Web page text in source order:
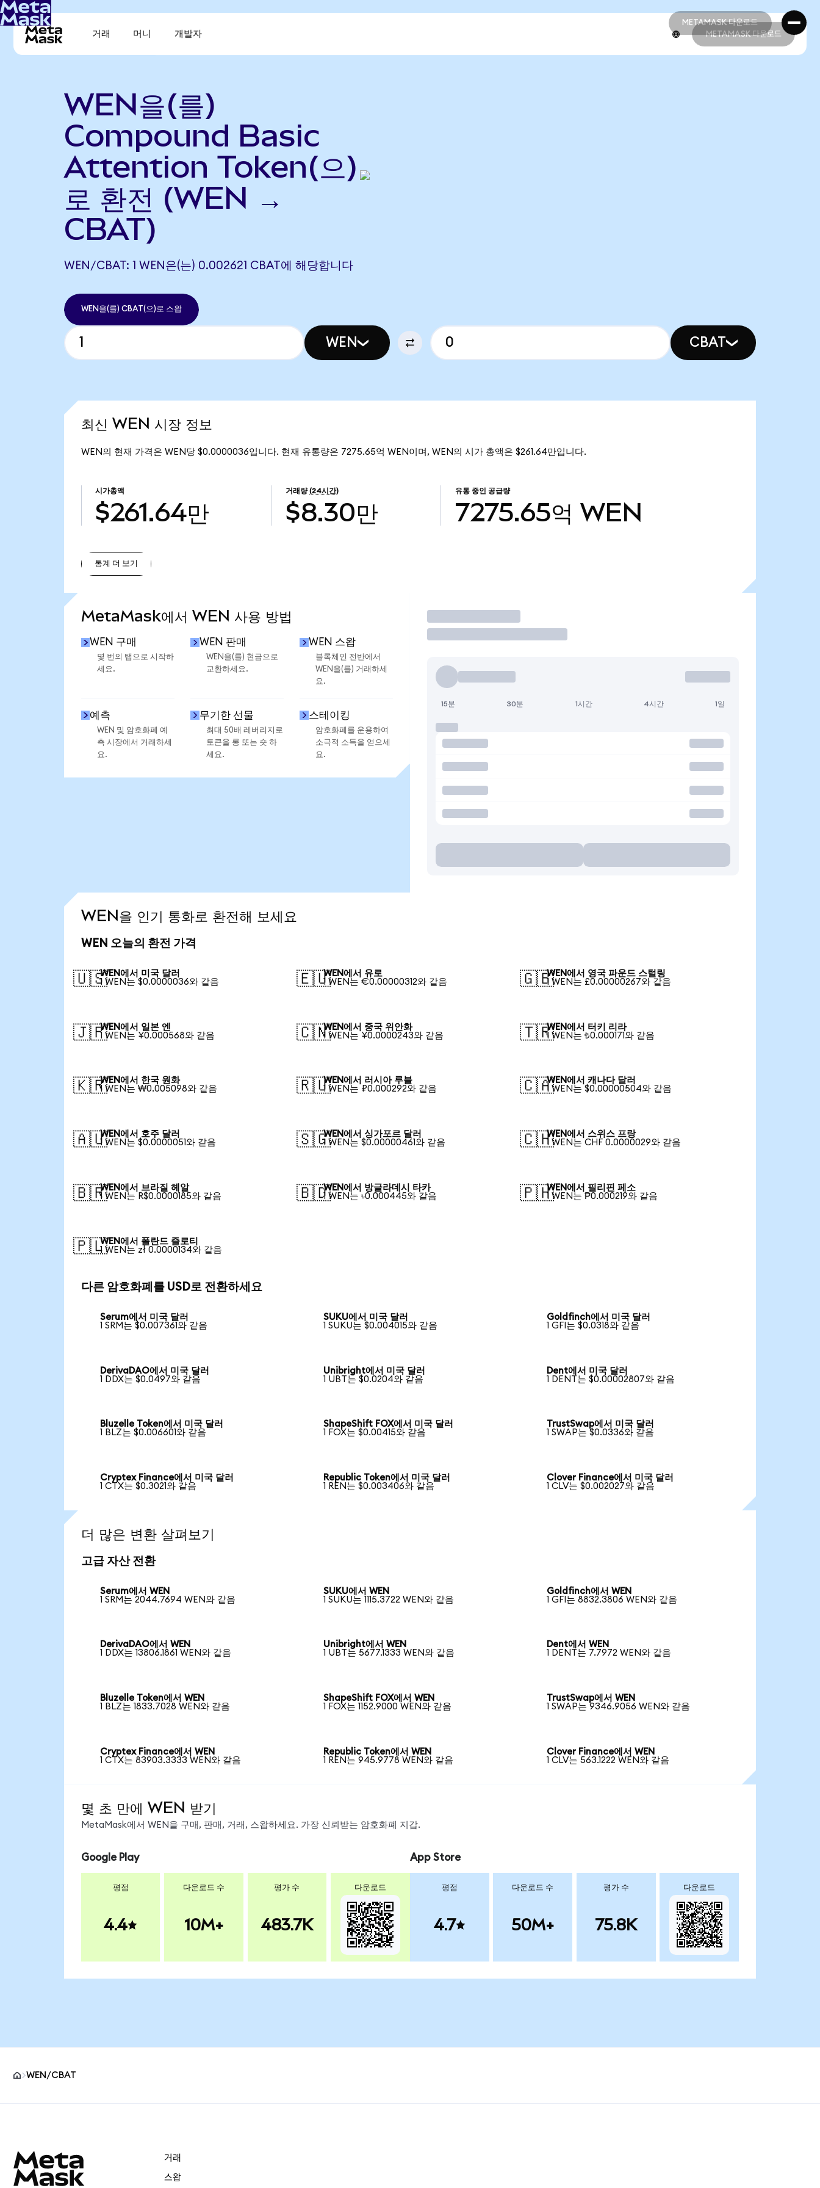
METAMASK 다운로드
METAMASK 다운로드
거래 머니 개발자 METAMASK 다운로드
WEN을(를)
Compound Basic
Attention Token(으)
로 환전 (WEN →
CBAT)
WEN/CBAT: 1 WEN은(는) 0.002621 CBAT에 해당합니다
WEN을(를) CBAT(으)로 스왑
WEN CBAT
최신 WEN 시장 정보
WEN의 현재 가격은 WEN당 $0.0000036입니다. 현재 유통량은 7275.65억 WEN이며, WEN의 시가 총액은 $261.64만입니다.
시가총액
$261.64만
거래량 (24시간)
$8.30만
유통 중인 공급량
7275.65억 WEN
통계 더 보기
MetaMask에서 WEN 사용 방법
WEN 구매
몇 번의 탭으로 시작하
세요.
WEN 판매
WEN을(를) 현금으로
교환하세요.
WEN 스왑
블록체인 전반에서
WEN을(를) 거래하세
요.
예측
WEN 및 암호화폐 예
측 시장에서 거래하세
요.
무기한 선물
최대 50배 레버리지로
토큰을 롱 또는 숏 하
세요.
스테이킹
암호화폐를 운용하여
소극적 소득을 얻으세
요.
거래
15분 30분 1시간 4시간 1일
WEN을 인기 통화로 환전해 보세요
WEN 오늘의 환전 가격
🇺🇸WEN에서 미국 달러
1 WEN는 $0.0000036와 같음
🇪🇺WEN에서 유로
1 WEN는 €0.00000312와 같음
🇬🇧WEN에서 영국 파운드 스털링
1 WEN는 £0.00000267와 같음
🇯🇵WEN에서 일본 엔
1 WEN는 ¥0.000568와 같음
🇨🇳WEN에서 중국 위안화
1 WEN는 ¥0.0000243와 같음
🇹🇷WEN에서 터키 리라
1 WEN는 ₺0.000171와 같음
🇰🇷WEN에서 한국 원화
1 WEN는 ₩0.005098와 같음
🇷🇺WEN에서 러시아 루블
1 WEN는 ₽0.000292와 같음
🇨🇦WEN에서 캐나다 달러
1 WEN는 $0.00000504와 같음
🇦🇺WEN에서 호주 달러
1 WEN는 $0.0000051와 같음
🇸🇬WEN에서 싱가포르 달러
1 WEN는 $0.00000461와 같음
🇨🇭WEN에서 스위스 프랑
1 WEN는 CHF 0.0000029와 같음
🇧🇷WEN에서 브라질 헤알
1 WEN는 R$0.0000185와 같음
🇧🇩WEN에서 방글라데시 타카
1 WEN는 ৳0.000445와 같음
🇵🇭WEN에서 필리핀 페소
1 WEN는 ₱0.000219와 같음
🇵🇱WEN에서 폴란드 즐로티
1 WEN는 zł 0.0000134와 같음
다른 암호화폐를 USD로 전환하세요
Serum에서 미국 달러
1 SRM는 $0.007361와 같음
SUKU에서 미국 달러
1 SUKU는 $0.004015와 같음
Goldfinch에서 미국 달러
1 GFI는 $0.0318와 같음
DerivaDAO에서 미국 달러
1 DDX는 $0.0497와 같음
Unibright에서 미국 달러
1 UBT는 $0.0204와 같음
Dent에서 미국 달러
1 DENT는 $0.00002807와 같음
Bluzelle Token에서 미국 달러
1 BLZ는 $0.006601와 같음
ShapeShift FOX에서 미국 달러
1 FOX는 $0.00415와 같음
TrustSwap에서 미국 달러
1 SWAP는 $0.0336와 같음
Cryptex Finance에서 미국 달러
1 CTX는 $0.3021와 같음
Republic Token에서 미국 달러
1 REN는 $0.003406와 같음
Clover Finance에서 미국 달러
1 CLV는 $0.002027와 같음
더 많은 변환 살펴보기
고급 자산 전환
Serum에서 WEN
1 SRM는 2044.7694 WEN와 같음
SUKU에서 WEN
1 SUKU는 1115.3722 WEN와 같음
Goldfinch에서 WEN
1 GFI는 8832.3806 WEN와 같음
DerivaDAO에서 WEN
1 DDX는 13806.1861 WEN와 같음
Unibright에서 WEN
1 UBT는 5677.1333 WEN와 같음
Dent에서 WEN
1 DENT는 7.7972 WEN와 같음
Bluzelle Token에서 WEN
1 BLZ는 1833.7028 WEN와 같음
ShapeShift FOX에서 WEN
1 FOX는 1152.9000 WEN와 같음
TrustSwap에서 WEN
1 SWAP는 9346.9056 WEN와 같음
Cryptex Finance에서 WEN
1 CTX는 83903.3333 WEN와 같음
Republic Token에서 WEN
1 REN는 945.9778 WEN와 같음
Clover Finance에서 WEN
1 CLV는 563.1222 WEN와 같음
몇 초 만에 WEN 받기
MetaMask에서 WEN을 구매, 판매, 거래, 스왑하세요. 가장 신뢰받는 암호화폐 지갑.
Google Play
평점
4.4
다운로드 수
10M+
평가 수
483.7K
다운로드
App Store
평점
4.7
다운로드 수
50M+
평가 수
75.8K
다운로드
WEN/CBAT
거래
스왑